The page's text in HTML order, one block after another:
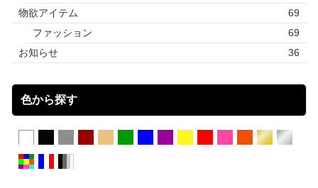
物欲アイテム
69
ファッション
69
お知らせ
36
色から探す